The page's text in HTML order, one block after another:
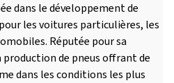
dans le développement de
les voitures particulières, les
Réputée pour sa
de pneus offrant de
dans les conditions les plus